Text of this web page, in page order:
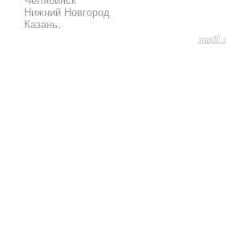
Нижний Новгород
Казань.